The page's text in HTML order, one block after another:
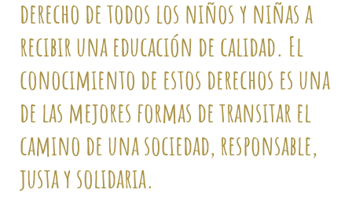
derecho de todos los niños y niñas a
recibir una educación de calidad. El
conocimiento de estos derechos es una
de las mejores formas de transitar el
camino de una sociedad, responsable,
justa y solidaria.